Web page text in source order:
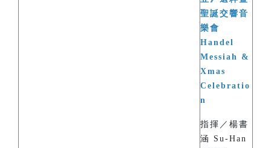
聖誕交響音
樂會
Handel
Messiah &
Xmas
Celebratio
n
指揮／楊書
涵 Su-Han